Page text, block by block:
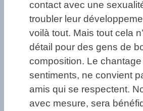
contact avec une
troubler leur
voilà tout. Mais tout cela
détail pour des gens de
composition. Le
sentiments, ne convient
amis qui se respectent.
avec mesure, sera